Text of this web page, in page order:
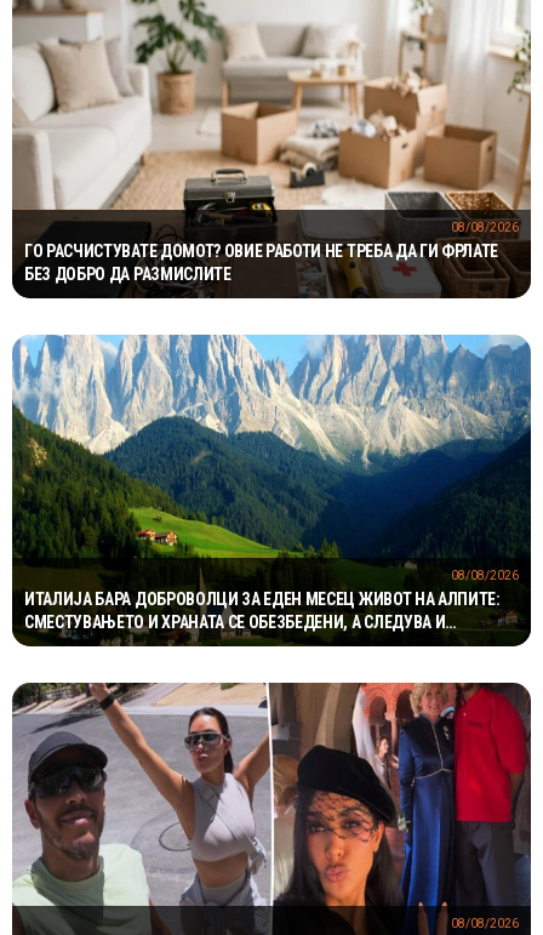
ГО РАСЧИСТУВАТЕ ДОМОТ? ОВИЕ РАБОТИ НЕ ТРЕБА ДА ГИ ФРЛАТЕ
БЕЗ ДОБРО ДА РАЗМИСЛИТЕ
08/08/2026
ИТАЛИЈА БАРА ДОБРОВОЛЦИ ЗА ЕДЕН МЕСЕЦ ЖИВОТ НА АЛПИТЕ:
СМЕСТУВАЊЕТО И ХРАНАТА СЕ ОБЕЗБЕДЕНИ, А СЛЕДУВА И
НАДОМЕСТ ОД 400 ЕВРА
08/08/2026
08/08/2026